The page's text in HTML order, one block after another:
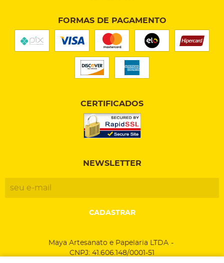
FORMAS DE PAGAMENTO
CERTIFICADOS
NEWSLETTER
CADASTRAR
Maya Artesanato e Papelaria LTDA
CNPJ: 41.606.148/0001-51